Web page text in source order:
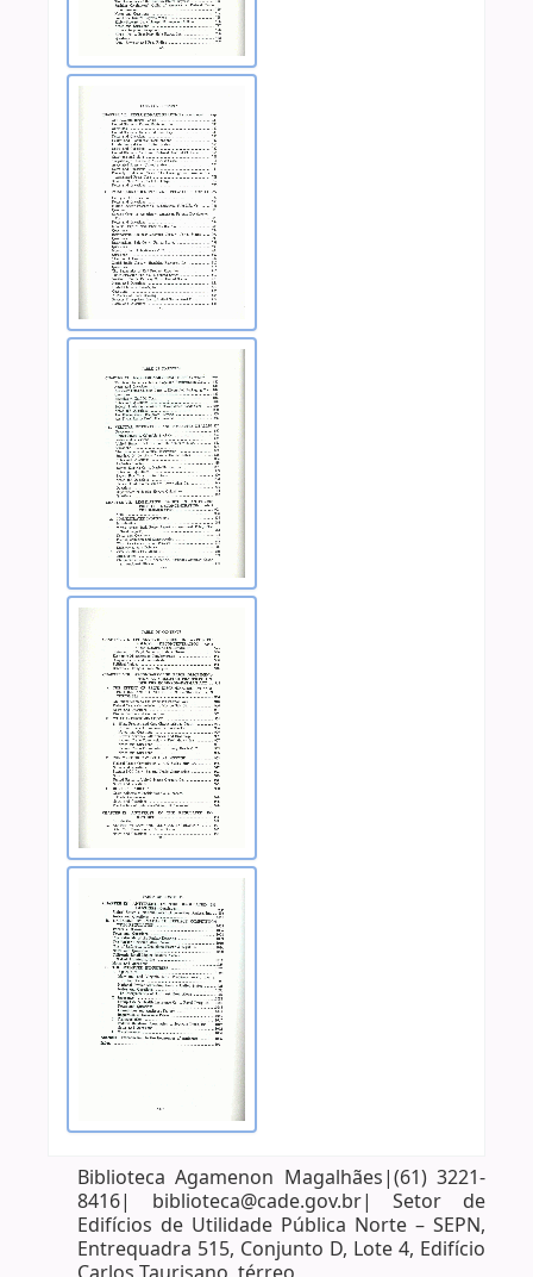
Biblioteca Agamenon Magalhães|(61) 3221-
8416| biblioteca@cade.gov.br| Setor de
Edifícios de Utilidade Pública Norte – SEPN,
Entrequadra 515, Conjunto D, Lote 4, Edifício